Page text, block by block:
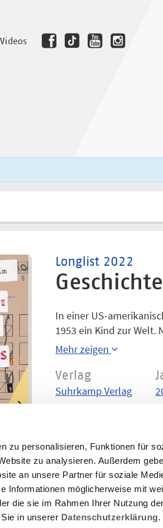
zu personalisieren, Funktionen für
zu analysieren. Außerdem
an unsere Partner für soziale
Informationen möglicherweise mit
die sie im Rahmen Ihrer Nutzung
in unserer Datenschutzerklärung.
Videos
Longlist 2022
In einer US-
1953 ein Kind zur Welt.
Bald sehen sich die
schwerwiegenden
Mutter angegeben,
ethnische Herkunft des
Mehr zeigen
Verlag
Suhrkamp Verlag